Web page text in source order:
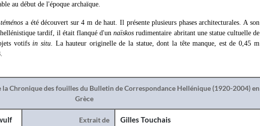
au début de l'époque archaïque.
téménos a été découvert sur 4 m de haut. Il présente plusieurs phases architecturales. A son
tardif, il était flanqué d'unnaïskosrudimentaire abritant une statue cultuelle de
votifsin situ. La hauteur originelle de la statue, dont la tête manque, est de 0,45 m
Chronique des fouilles du Bulletin de Correspondance Hellénique (1920-2004) en
Grèce
Extrait de
Gilles Touchais